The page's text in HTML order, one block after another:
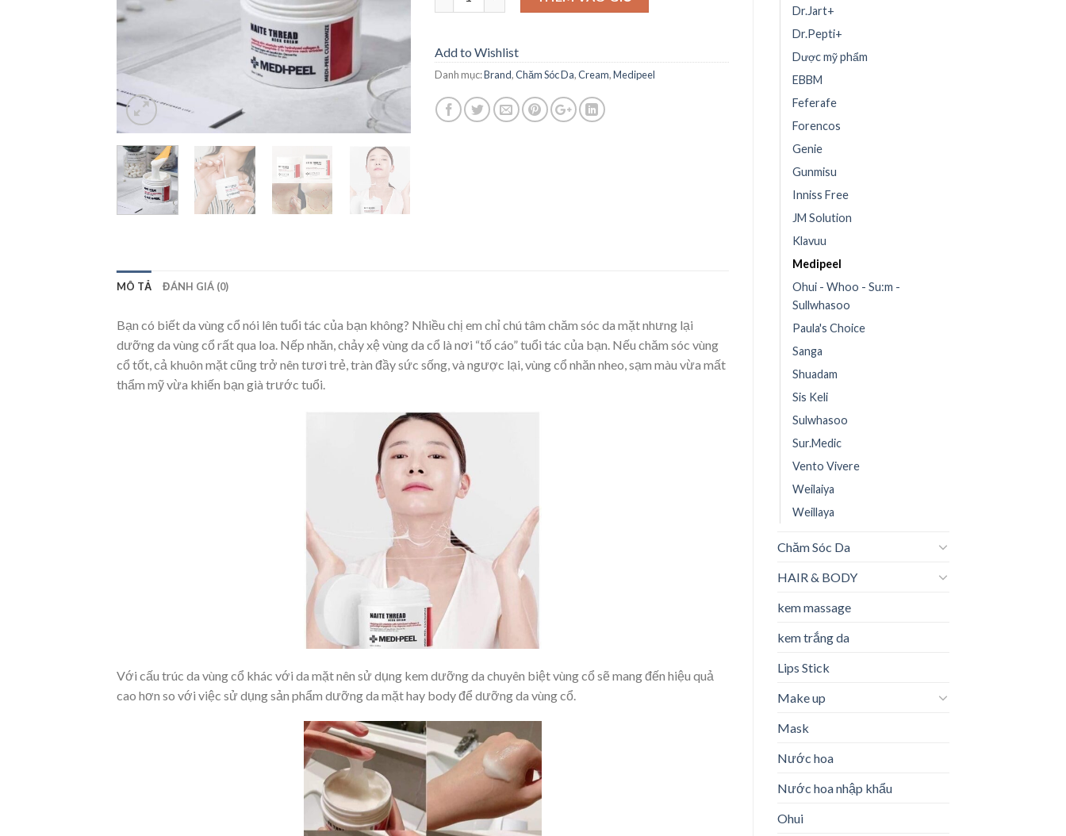
Dr.Jart+
Dr.Pepti+
Dược mỹ phẩm
EBBM
Feferafe
Forencos
Genie
Gunmisu
Inniss Free
JM Solution
Klavuu
Medipeel
Ohui - Whoo - Su:m -
Sullwhasoo
Paula's Choice
Sanga
Shuadam
Sis Keli
Sulwhasoo
Sur.Medic
Vento Vivere
Weilaiya
Weillaya
Chăm Sóc Da
HAIR & BODY
kem massage
kem trắng da
Lips Stick
Make up
Mask
Nước hoa
Nước hoa nhập khẩu
Ohui
Add to Wishlist
Danh mục:Brand,Chăm Sóc Da,Cream,Medipeel
MÔ TẢ ĐÁNH GIÁ (0)
Bạn có biết da vùng cổ nói lên tuổi tác của bạn không? Nhiều chị em chỉ chú tâm chăm sóc da mặt nhưng lại
dưỡng da vùng cổ rất qua loa. Nếp nhăn, chảy xệ vùng da cổ là nơi “tố cáo” tuổi tác của bạn. Nếu chăm sóc vùng
cổ tốt, cả khuôn mặt cũng trở nên tươi trẻ, tràn đầy sức sống, và ngược lại, vùng cổ nhăn nheo, sạm màu vừa mất
thẩm mỹ vừa khiến bạn già trước tuổi.
Với cấu trúc da vùng cổ khác với da mặt nên sử dụng kem dưỡng da chuyên biệt vùng cổ sẽ mang đến hiệu quả
cao hơn so với việc sử dụng sản phẩm dưỡng da mặt hay body để dưỡng da vùng cổ.